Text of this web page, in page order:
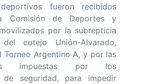
fueron recibidos
Comisión de Deportes y
por la subrepticia
del cotejo Unión-Alvarado,
Torneo Argentino A, y por las
impuestas por los
de seguridad, para impedir